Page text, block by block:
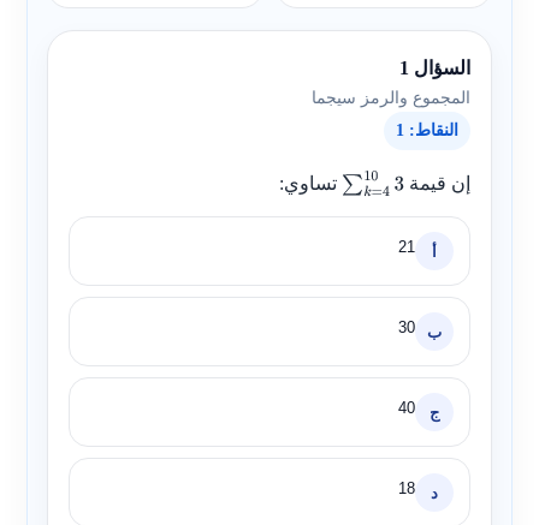
السؤال 1
المجموع والرمز سيجما
النقاط: 1
إن قيمة ∑k=410
3
تساوي:
أ 21
ب 30
ج 40
د 18